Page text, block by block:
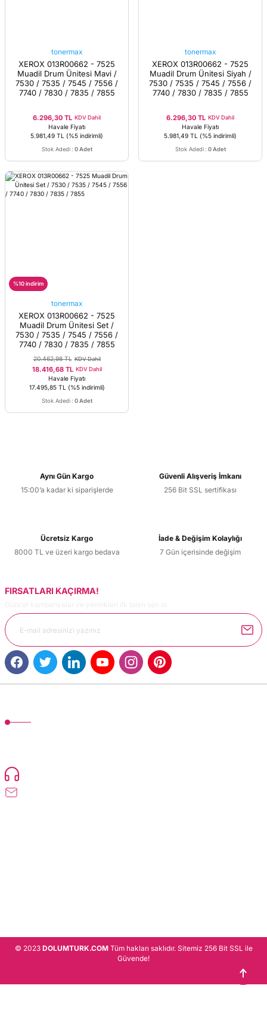
tonermax
XEROX 013R00662 - 7525
Muadil Drum Ünitesi Mavi /
7530 / 7535 / 7545 / 7556 /
7740 / 7830 / 7835 / 7855
6.296,30 TL KDV Dahil
Havale Fiyatı
5.981,49 TL (%5 indirimli)
Stok Adedi : 0 Adet
tonermax
XEROX 013R00662 - 7525
Muadil Drum Ünitesi Siyah /
7530 / 7535 / 7545 / 7556 /
7740 / 7830 / 7835 / 7855
6.296,30 TL KDV Dahil
Havale Fiyatı
5.981,49 TL (%5 indirimli)
Stok Adedi : 0 Adet
%10 indirim
tonermax
XEROX 013R00662 - 7525
Muadil Drum Ünitesi Set /
7530 / 7535 / 7545 / 7556 /
7740 / 7830 / 7835 / 7855
20.462,98 TL KDV Dahil
18.416,68 TL KDV Dahil
Havale Fiyatı
17.495,85 TL
(%5 indirimli)
Stok Adedi : 0 Adet
Aynı Gün Kargo
15:00’a kadar ki siparişlerde
Güvenli Alışveriş İmkanı
256 Bit SSL sertifikası
Ücretsiz Kargo
8000 TL ve üzeri kargo bedava
İade & Değişim Kolaylığı
7 Gün içerisinde değişim
FIRSATLARI KAÇIRMA!
© 2023 DOLUMTURK.COMTüm hakları saklıdır. Sitemiz 256 Bit SSL ile
Güvende!